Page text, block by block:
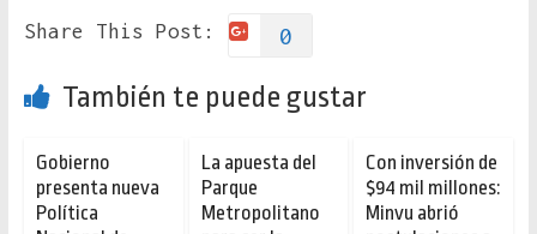
Share This Post: 0
También te puede gustar
Gobierno
presenta nueva
Política
La apuesta del
Parque
Metropolitano
Con inversión de
$94 mil millones:
Minvu abrió